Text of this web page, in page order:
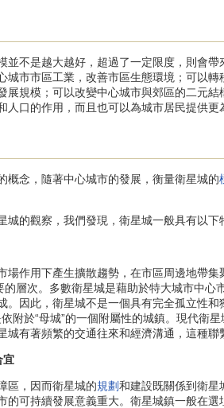
是越大越好，超過了一定限度，則會帶
城市市區工業，改善市區生態環境；可以
展規模；可以改變中心城市與郊區的二元
口的作用，而且也可以為城市居民提供更
念，隨著中心城市的發展，衡量衛星城的
城的觀察，我們發現，衛星城一般具有以下
作用下產生擴散趨勢，在市區周邊地帶集
層次。多數衛星城是藉助於特大城市中心
因此，衛星城不是一個具有完全孤立性和
附於“母城”的一個附屬性的城鎮。現代衛
有著頻繁的交通往來和經濟溝通，這種聯
宜
，因而衛星城的規劃和建設既關係到衛星
可持續發展意義重大。衛星城鎮一般在選